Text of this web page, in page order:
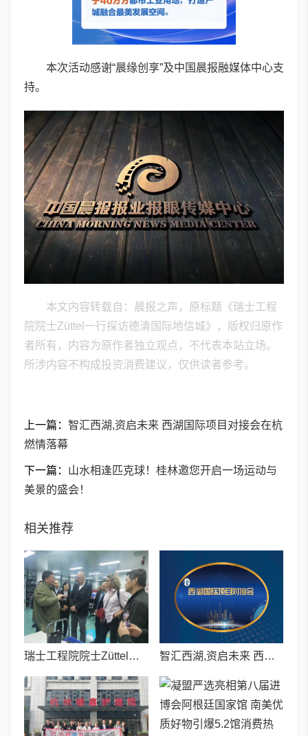
本次活动感谢“晨缘创享”及中国晨报融媒体中心支
持。
本文内容转载自：晨报之声，原标题《瑞士工程
院院士Züttel一行探访德清国际地信城》，版权归原作
者所有，内容为原作者独立观点，不代表本站立场。
所涉内容不构成投资消费建议，仅供读者参考。
上一篇： 智汇西湖,资启未来 西湖国际项目对接会在杭
燃情落幕
下一篇： 山水相逢匹克球！桂林邀您开启一场运动与
美景的盛会！
相关推荐
瑞士工程院院士Züttel一行探访德清国际地信城 智汇西湖,资启未来 西湖国际项目对接会在杭燃情落幕